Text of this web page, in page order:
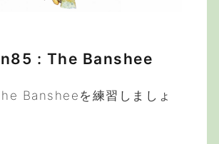
: The Banshee
Bansheeを練習しましょ